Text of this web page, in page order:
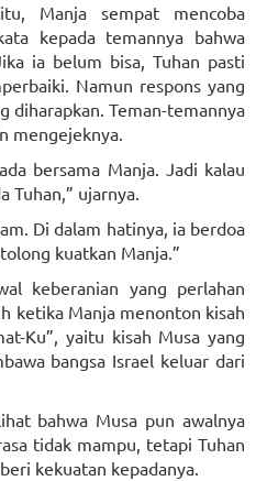
Manja sempat mencoba
kepada temannya bahwa
ia belum bisa, Tuhan pasti
Namun respons yang
diharapkan. Teman-temannya
mengejeknya.
bersama Manja. Jadi kalau
Tuhan,” ujarnya.
Di dalam hatinya, ia berdoa
kuatkan Manja.”
keberanian yang perlahan
ketika Manja menonton kisah
Ku”, yaitu kisah Musa yang
bangsa Israel keluar dari
bahwa Musa pun awalnya
tidak mampu, tetapi Tuhan
kekuatan kepadanya.